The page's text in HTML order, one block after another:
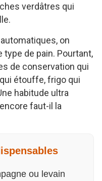
verdâtres qui
on
type de pain. Pourtant,
de conservation qui
étouffe, frigo qui
habitude ultra
faut-il la
ou levain